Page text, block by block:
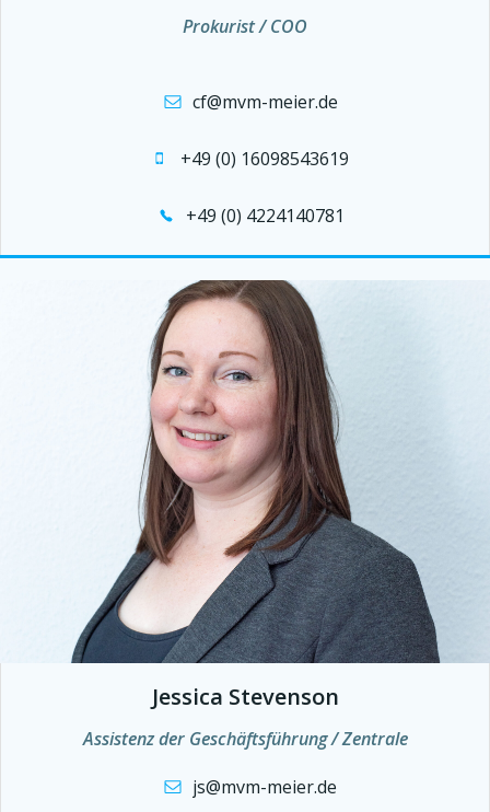
Prokurist / COO
cf@mvm-meier.de
+49 (0) 16098543619
+49 (0) 4224140781
Jessica Stevenson
Assistenz der Geschäftsführung / Zentrale
js@mvm-meier.de